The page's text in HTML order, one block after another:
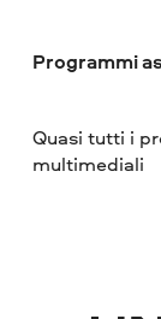
Programmi
Quasi tutti i
multimediali